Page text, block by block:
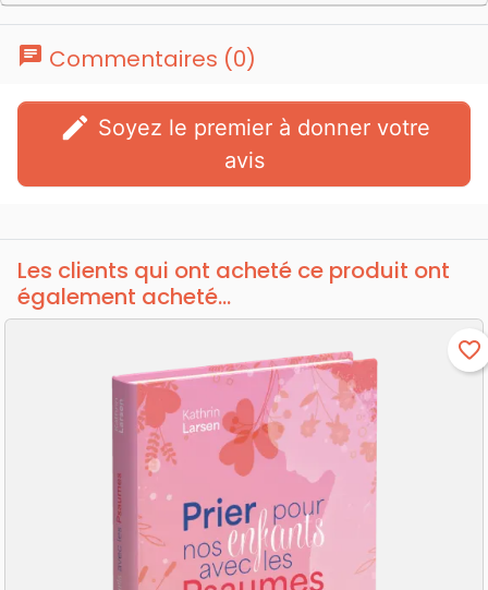
chat Commentaires (0)
edit
avis
Les clients qui ont acheté ce produit ont
également acheté...
favorite_border